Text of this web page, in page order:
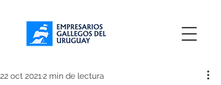
22 oct 20212 min de lectura